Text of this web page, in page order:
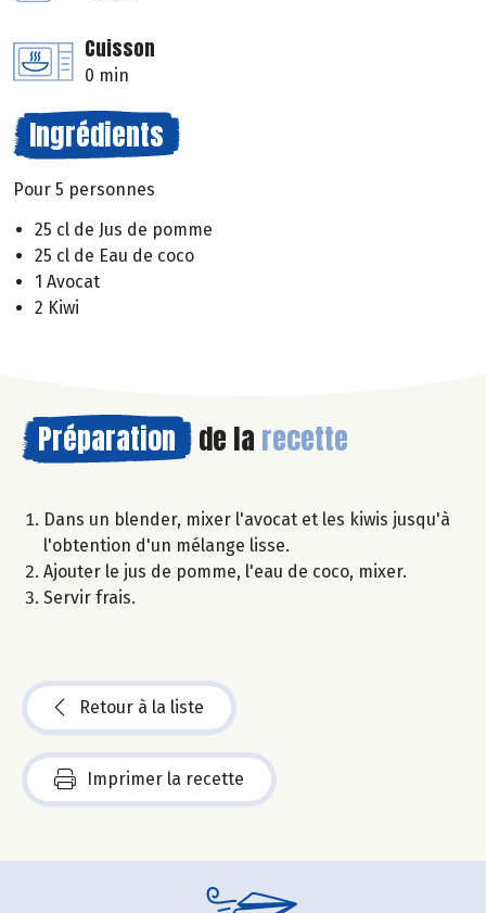
Cuisson
0 min
Ingrédients
Pour 5 personnes
25 cl de Jus de pomme
25 cl de Eau de coco
1 Avocat
2 Kiwi
Préparation de la recette
Dans un blender, mixer l'avocat et les kiwis jusqu'à
l'obtention d'un mélange lisse.
Ajouter le jus de pomme, l'eau de coco, mixer.
Servir frais.
Retour à la liste
Imprimer la recette